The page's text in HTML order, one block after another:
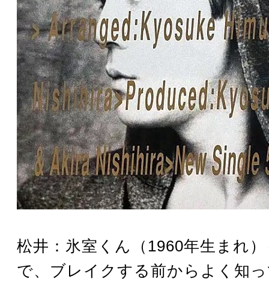
松井：氷室くん（1960年生まれ
で、ブレイクする前からよく知